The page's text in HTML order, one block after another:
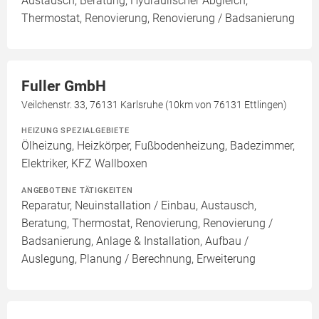
Thermostat, Renovierung, Renovierung / Badsanierung
Fuller GmbH
Veilchenstr. 33, 76131 Karlsruhe (10km von 76131 Ettlingen)
HEIZUNG SPEZIALGEBIETE
Ölheizung, Heizkörper, Fußbodenheizung, Badezimmer,
Elektriker, KFZ Wallboxen
ANGEBOTENE TÄTIGKEITEN
Reparatur, Neuinstallation / Einbau, Austausch,
Beratung, Thermostat, Renovierung, Renovierung /
Badsanierung, Anlage & Installation, Aufbau /
Auslegung, Planung / Berechnung, Erweiterung